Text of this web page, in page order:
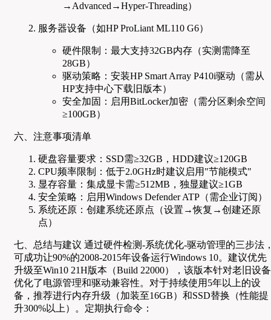
→Advanced→Hyper-Threading）
服务器设备（如HP ProLiant ML110 G6）
硬件限制：最大支持32GB内存（实测需降至
28GB）
驱动策略：安装HP Smart Array P410i驱动（需从
HP支持中心下载旧版本）
安全加固：启用BitLocker加密（需分区剩余空间
≥100GB）
六、注意事项清单
硬盘容量要求：SSD需≥32GB，HDD建议≥120GB
CPU频率限制：低于2.0GHz时建议启用"节能模式"
显存容量：集成显卡需≥512MB，独显建议≥1GB
安全策略：启用Windows Defender ATP（需企业订阅）
系统还原：创建系统还原点（设置→恢复→创建还原
点）
七、总结与建议 通过硬件检测-系统优化-驱动管理的三步法
可成功让90%的2008-2015年设备运行Windows 10。建议优先
升级至Win10 21H版本（Build 22000），该版本针对老旧设备
优化了电源管理和驱动兼容性。对于持续使用5年以上的设
备，推荐进行内存升级（加装至16GB）和SSD替换（性能提
升300%以上）。定期执行命令：